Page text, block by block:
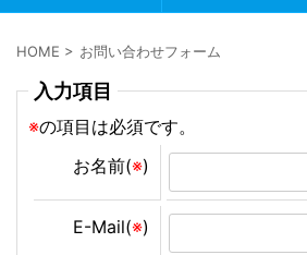
HOME > お問い合わせフォーム
入力項目
※の項目は必須です。
お名前(※)
E-Mail(※)